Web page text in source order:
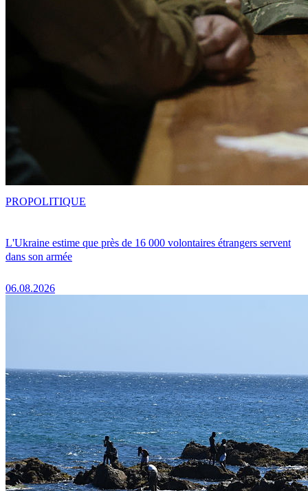
L'Ukraine estime que près de 16 000 volontaires étrangers servent
dans son armée
06.08.2026
PROPOLITIQUE